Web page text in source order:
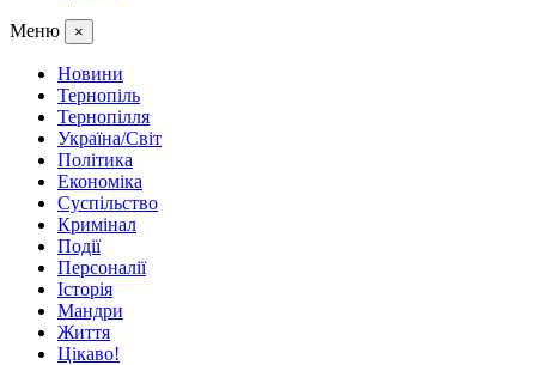
Меню ×
Новини
Тернопіль
Тернопілля
Україна/Світ
Політика
Економіка
Суспільство
Кримінал
Події
Персоналії
Історія
Мандри
Життя
Цікаво!